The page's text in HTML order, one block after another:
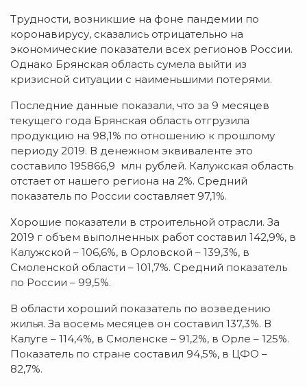
Трудности, возникшие на фоне пандемии по
коронавирусу, сказались отрицательно на
экономические показатели всех регионов России.
Однако Брянская область сумела выйти из
кризисной ситуации с наименьшими потерями.
Последние данные показали, что за 9 месяцев
текущего года Брянская область отгрузила
продукцию на 98,1% по отношению к прошлому
периоду 2019. В денежном эквиваленте это
составило 195866,9 млн рублей. Калужская область
отстает от нашего региона на 2%. Средний
показатель по России составляет 97,1%.
Хорошие показатели в строительной отрасли. За
2019 г объем выполненных работ составил 142,9%, в
Калужской – 106,6%, в Орловской – 139,3%, в
Смоленской области – 101,7%. Средний показатель
по России – 99,5%.
В области хороший показатель по возведению
жилья. За восемь месяцев он составил 137,3%. В
Калуге – 114,4%, в Смоленске – 91,2%, в Орле – 125%.
Показатель по стране составил 94,5%, в ЦФО –
82,7%.